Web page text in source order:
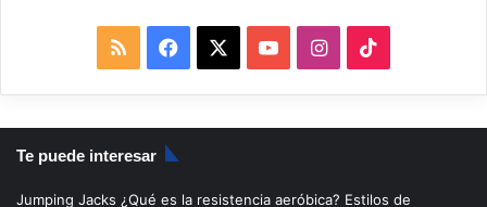
S
S
a
c
o
u
I
n
s
i
k
Te puede interesar
Jumping Jacks ¿Qué es la resistencia aeróbica? Estilos de